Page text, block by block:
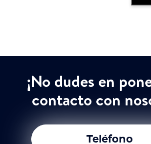
¡No dudes en
contacto con
Teléfono